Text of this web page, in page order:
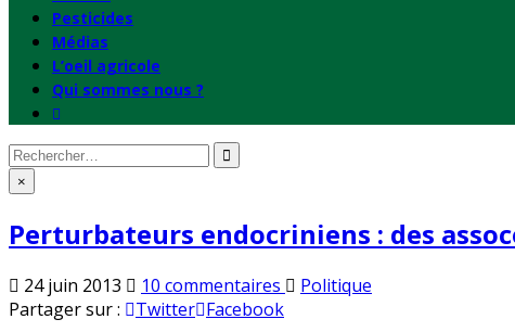
Pesticides
Médias
L’oeil agricole
Qui sommes nous ?
Rechercher
: ×
Perturbateurs endocriniens : des
24 juin 2013 10 commentaires surPublié
Politique
Partager sur :
Twitter Facebook